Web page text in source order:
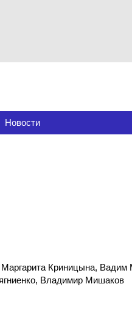
Новости
Криницына,
Владимир Мишаков